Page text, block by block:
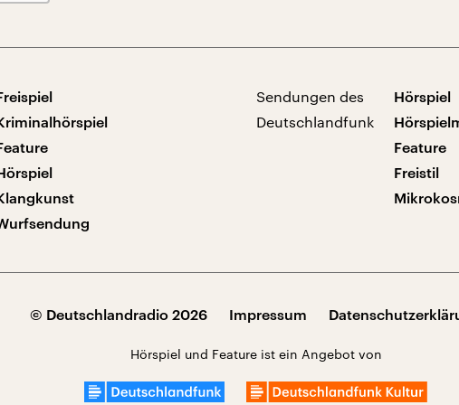
Sendungen des
Deutschlandfunk
Hörspiel
Feature
Freistil
© Deutschlandradio 2026 Impressum
Hörspiel und Feature ist ein Angebot von